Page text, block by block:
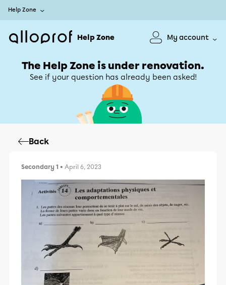
Help Zone
Help Zone My account
The Help Zone is under renovation.
See if your question has already been asked!
Back
Secondary 1 • April 6, 2023